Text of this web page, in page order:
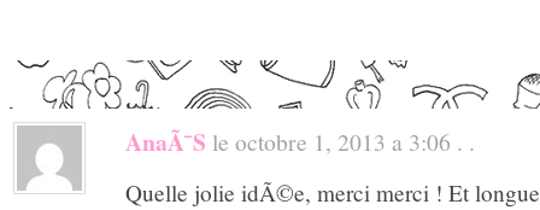
AnaÃ¯s le octobre 1, 2013 a 3:06 . .
Quelle jolie idÃ©e, merci merci ! Et